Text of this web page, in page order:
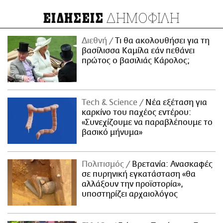
ΕΙΔΗΣΕΙΣ ΔΗΜΟΦΙΛΗ
Διεθνή
Τι θα ακολουθήσει για τη
βασίλισσα Καμίλα εάν πεθάνει
πρώτος ο βασιλιάς Κάρολος;
Τech & Science
Νέα εξέταση για
καρκίνο του παχέος εντέρου:
«Συνεχίζουμε να παραβλέπουμε το
βασικό μήνυμα»
Πολιτισμός
Βρετανία: Ανασκαφές
σε πυρηνική εγκατάσταση «θα
αλλάξουν την προϊστορία»,
υποστηρίζει αρχαιολόγος